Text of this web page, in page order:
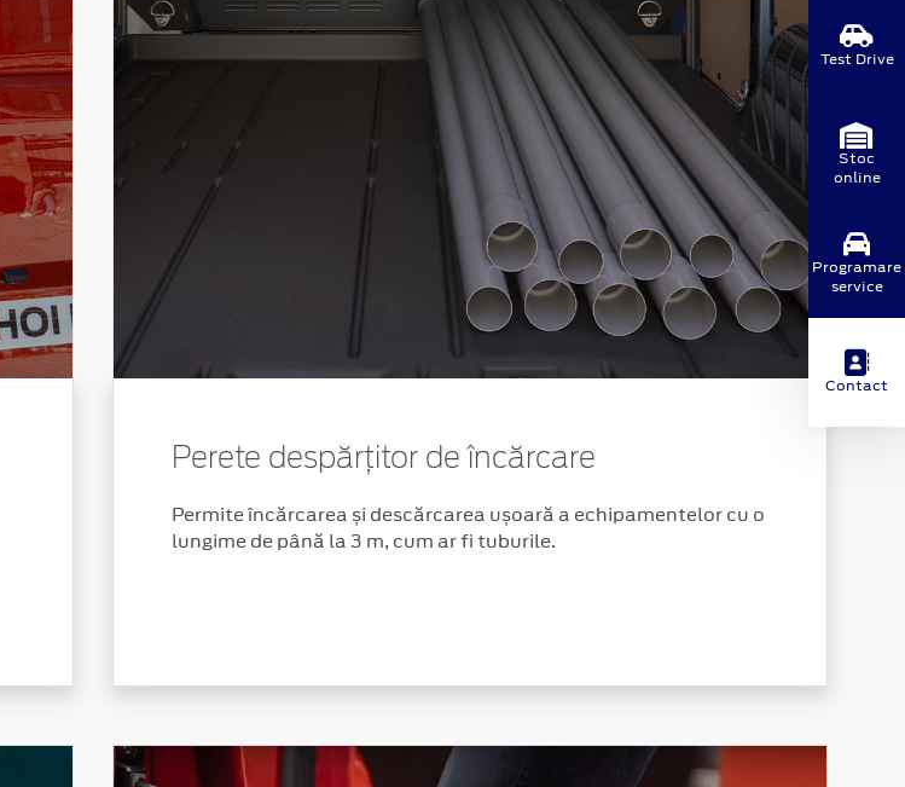
Perete despărțitor de încărcare
Permite încărcarea și descărcarea ușoară a echipamentelor cu o
lungime de până la 3 m, cum ar fi tuburile.
Test Drive
Stoc
online
Programare
service
Contact